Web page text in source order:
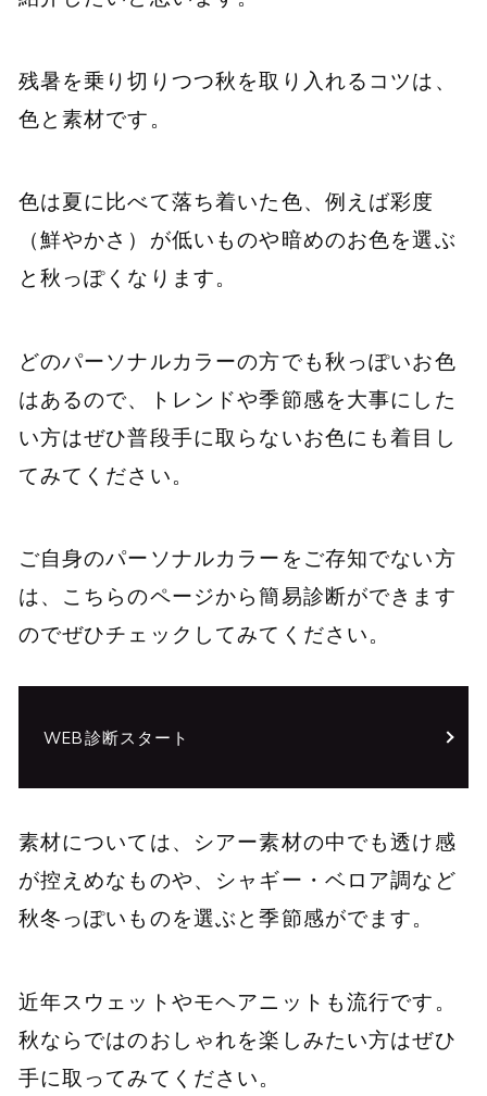
残暑を乗り切りつつ秋を取り入れるコツは、
色と素材です。
色は夏に比べて落ち着いた色、例えば彩度
（鮮やかさ）が低いものや暗めのお色を選ぶ
と秋っぽくなります。
どのパーソナルカラーの方でも秋っぽいお色
はあるので、トレンドや季節感を大事にした
い方はぜひ普段手に取らないお色にも着目し
てみてください。
ご自身のパーソナルカラーをご存知でない方
は、こちらのページから簡易診断ができます
のでぜひチェックしてみてください。
WEB診断スタート
素材については、シアー素材の中でも透け感
が控えめなものや、シャギー・ベロア調など
秋冬っぽいものを選ぶと季節感がでます。
近年スウェットやモヘアニットも流行です。
秋ならではのおしゃれを楽しみたい方はぜひ
手に取ってみてください。